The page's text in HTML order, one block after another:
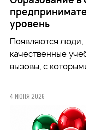
уровень
Появляются люди,
качественные
вызовы, с
4 ИЮНЯ 2026